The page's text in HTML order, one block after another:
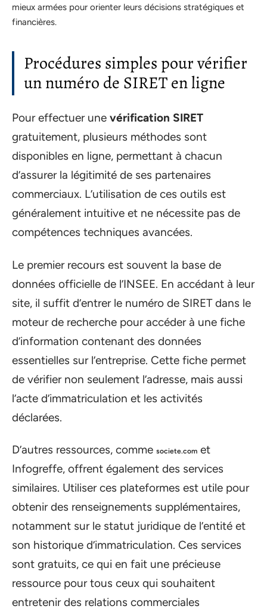
mieux armées pour orienter leurs décisions stratégiques et
financières.
Procédures simples pour vérifier
un numéro de SIRET en ligne
Pour effectuer une vérification SIRET
gratuitement, plusieurs méthodes sont
disponibles en ligne, permettant à chacun
d’assurer la légitimité de ses partenaires
commerciaux. L’utilisation de ces outils est
généralement intuitive et ne nécessite pas de
compétences techniques avancées.
Le premier recours est souvent la base de
données officielle de l’INSEE. En accédant à leur
site, il suffit d’entrer le numéro de SIRET dans le
moteur de recherche pour accéder à une fiche
d’information contenant des données
essentielles sur l’entreprise. Cette fiche permet
de vérifier non seulement l’adresse, mais aussi
l’acte d’immatriculation et les activités
déclarées.
D’autres ressources, comme societe.com et
Infogreffe, offrent également des services
similaires. Utiliser ces plateformes est utile pour
obtenir des renseignements supplémentaires,
notamment sur le statut juridique de l’entité et
son historique d’immatriculation. Ces services
sont gratuits, ce qui en fait une précieuse
ressource pour tous ceux qui souhaitent
entretenir des relations commerciales